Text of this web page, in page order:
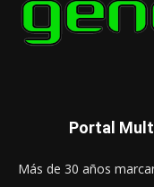
Portal
Más de 30 años